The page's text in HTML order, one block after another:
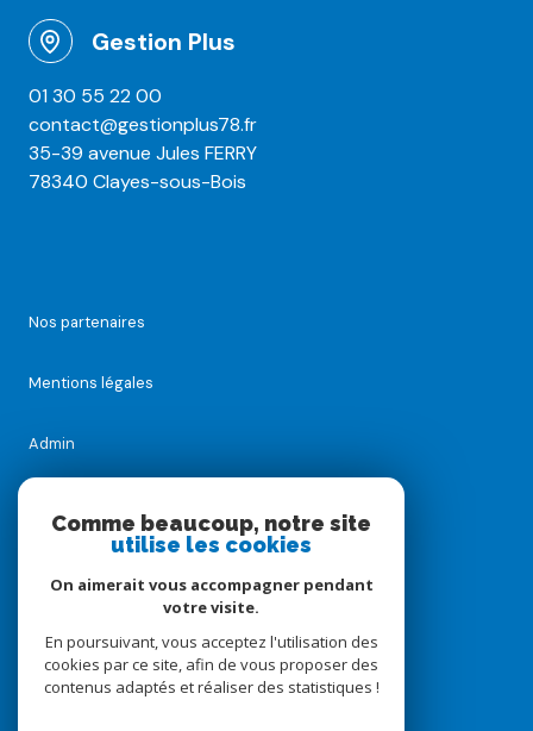
Gestion Plus
01 30 55 22 00
contact@gestionplus78.fr
35-39 avenue Jules FERRY
78340 Clayes-sous-Bois
Nos partenaires
Mentions légales
Admin
Comme beaucoup, notre site
utilise les cookies
On aimerait vous accompagner pendant
votre visite.
En poursuivant, vous acceptez l'utilisation des
cookies par ce site, afin de vous proposer des
contenus adaptés et réaliser des statistiques !